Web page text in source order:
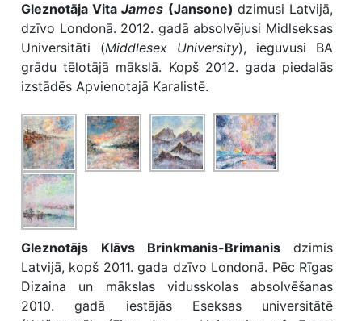
Gleznotāja VitaJames (Jansone) dzimusi Latvijā,
dzīvo Londonā. 2012. gadā absolvējusi Midlseksas
Universitāti (Middlesex University), ieguvusi BA
grādu tēlotājā mākslā. Kopš 2012. gada piedalās
izstādēs Apvienotajā Karalistē.
Gleznotājs Klāvs Brinkmanis-Brimanis dzimis
Latvijā, kopš 2011. gada dzīvo Londonā. Pēc Rīgas
Dizaina un mākslas vidusskolas absolvēšanas
2010. gadā iestājās Eseksas universitātē